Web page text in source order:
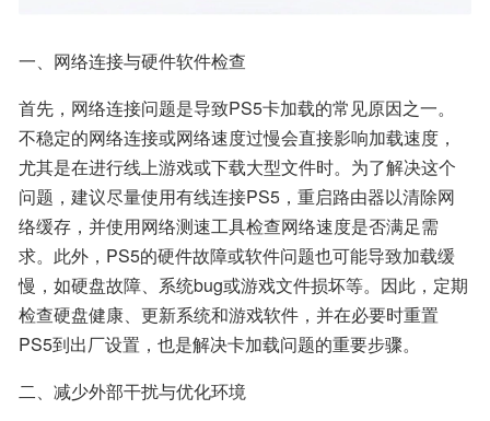
一、网络连接与硬件软件检查
首先，网络连接问题是导致PS5卡加载的常见原因之一。
不稳定的网络连接或网络速度过慢会直接影响加载速度，
尤其是在进行线上游戏或下载大型文件时。为了解决这个
问题，建议尽量使用有线连接PS5，重启路由器以清除网
络缓存，并使用网络测速工具检查网络速度是否满足需
求。此外，PS5的硬件故障或软件问题也可能导致加载缓
慢，如硬盘故障、系统bug或游戏文件损坏等。因此，定期
检查硬盘健康、更新系统和游戏软件，并在必要时重置
PS5到出厂设置，也是解决卡加载问题的重要步骤。
二、减少外部干扰与优化环境